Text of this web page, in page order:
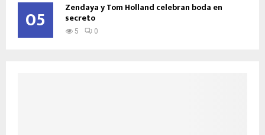
05 Zendaya y Tom Holland celebran boda en
secreto
5 0